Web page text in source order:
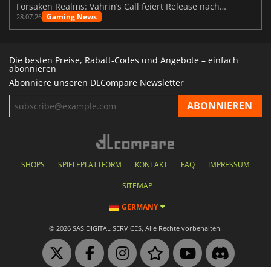
Forsaken Realms: Vahrin’s Call feiert Release nach 10 Jahren
28.07.26 Gaming News
Die besten Preise, Rabatt-Codes und Angebote – einfach
abonnieren
Abonniere unseren DLCompare Newsletter
SHOPS SPIELEPLATTFORM KONTAKT FAQ IMPRESSUM
SITEMAP
GERMANY
© 2026 SAS DIGITAL SERVICES, Alle Rechte vorbehalten.